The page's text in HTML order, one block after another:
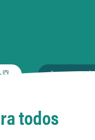
Únete ahora
todos